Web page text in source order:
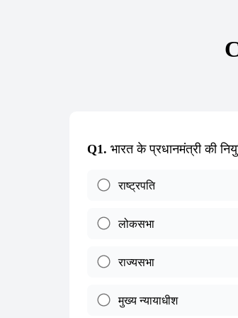
Q1. भारत के प्रधानमंत्री की
राष्ट्रपति
लोकसभा
राज्यसभा
मुख्य न्यायाधीश